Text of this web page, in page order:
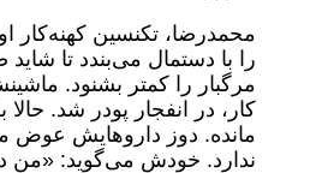
محمدرضا، تکنسین کهنه‌کار
را با دستمال می‌بندد تا
مرگبار را کمتر بشنود.
کار، در انفجار پودر شد.
مانده. دوز داروهایش عوض
ندارد. خودش می‌گوید: «من